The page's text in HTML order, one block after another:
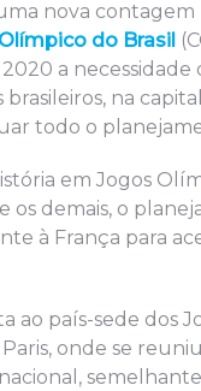
nova
do Brasil
a
na
todo o
em Jogos
os demais, o
à França para
ao país-sede dos
onde se